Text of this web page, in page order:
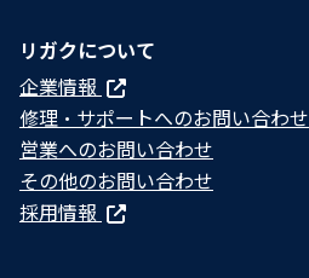
リガクについて
企業情報
修理・サポートへのお問い合わせ
営業へのお問い合わせ
その他のお問い合わせ
採用情報